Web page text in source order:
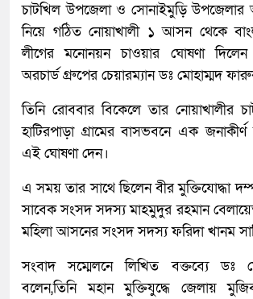
চাটখিল উপজেলা ও সোনাইমুড়ি উপজেলার
নিয়ে গঠিত নোয়াখালী ১ আসন থেকে
লীগের মনোনয়ন চাওয়ার ঘোষণা দিলেন
অরচার্ড গ্রুপের চেয়ারম্যান ডঃ মোহাম্মদ
তিনি রোববার বিকেলে তার নোয়াখালীর
হাটিরপাড়া গ্রামের বাসভবনে এক
এই ঘোষণা দেন।
এ সময় তার সাথে ছিলেন বীর মুক্তিযোদ্ধা
সাবেক সংসদ সদস্য মাহমুদুর রহমান
মহিলা আসনের সংসদ সদস্য ফরিদা খানম
সংবাদ সম্মেলনে লিখিত বক্তব্যে ডঃ
বলেন,তিনি মহান মুক্তিযুদ্ধে জেলায়